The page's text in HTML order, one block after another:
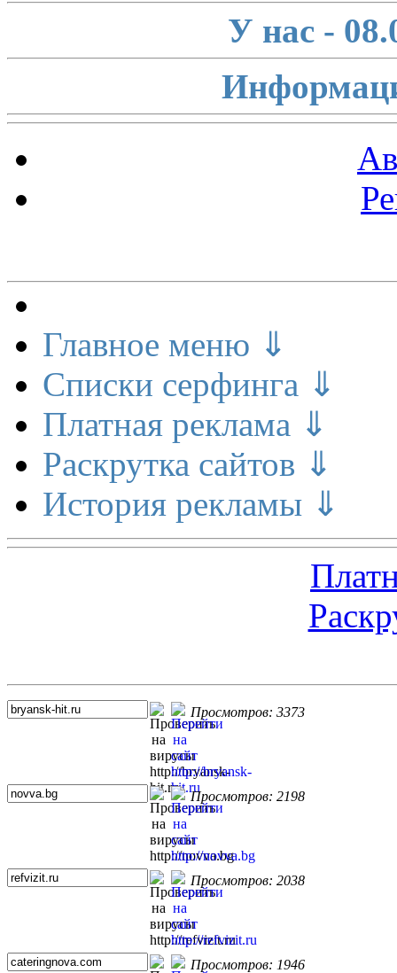
У нас -
Главное меню ⇓
Списки серфинга ⇓
Платная реклама ⇓
Раскрутка сайтов ⇓
История рекламы ⇓
Просмотров: 3373
Просмотров: 2198
Просмотров: 2038
Просмотров: 1946